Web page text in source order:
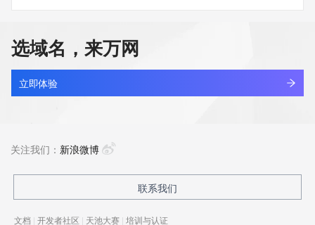
hctou.com.cn
最近查询
查看详情
最近查询
选域名，来万网
立即体验
关注我们： 新浪微博
联系我们
文档 | 开发者社区 | 天池大赛 | 培训与认证